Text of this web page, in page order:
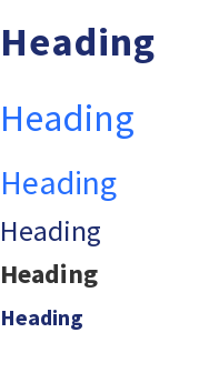
Heading
Heading
Heading
Heading
Heading
Heading